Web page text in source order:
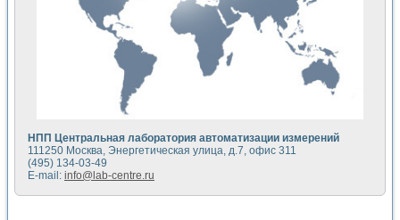
НПП Центральная лаборатория автоматизации измерений
111250 Москва, Энергетическая улица, д.7, офис 311
(495) 134-03-49
E-mail: info@lab-centre.ru